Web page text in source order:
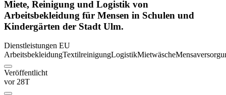
Miete, Reinigung und Logistik von
Arbeitsbekleidung für Mensen in Schulen und
Kindergärten der Stadt Ulm.
Dienstleistungen EU
ArbeitsbekleidungTextilreinigungLogistikMietwäsche
Veröffentlicht
vor 28T